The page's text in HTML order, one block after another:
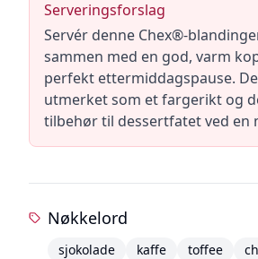
Serveringsforslag
Servér denne Chex®-
sammen med en god, varm
perfekt ettermiddagspause.
utmerket som et fargerikt og
tilbehør til dessertfatet ved en
Nøkkelord
sjokolade kaffe toffee